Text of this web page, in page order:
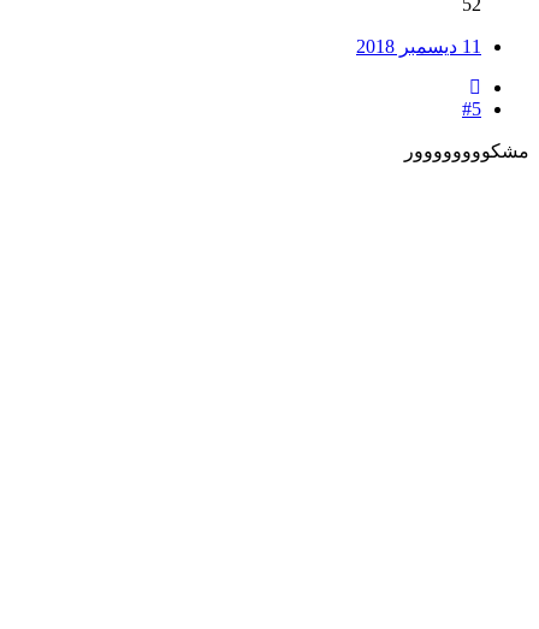
52
11 ديسمبر 2018
#5
مشكوووووووور